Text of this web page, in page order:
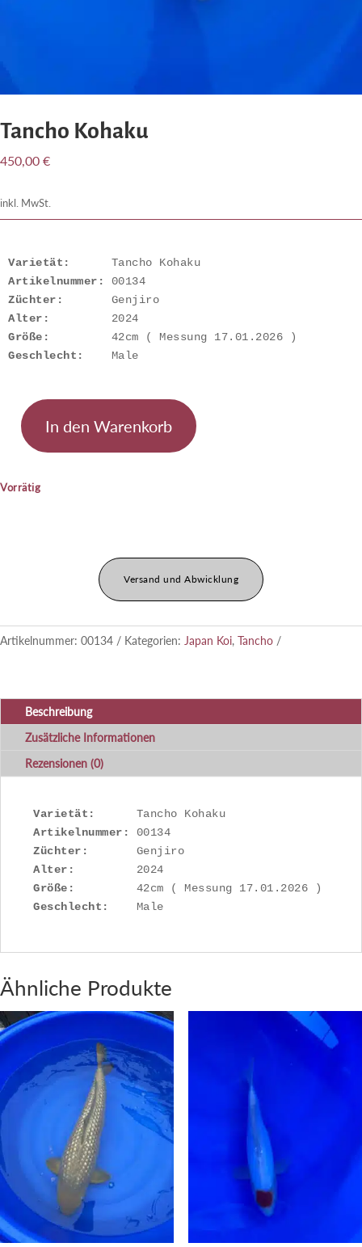
Tancho Kohaku
450,00 €
inkl. MwSt.
Varietät:
Artikelnummer:
Züchter:
Alter:
Größe:
Geschlecht:
    Male
Tancho
Kohaku
In den Warenkorb
Vorrätig
Versand und Abwicklung
Artikelnummer: 00134 Kategorien: Japan Koi, Tancho
Beschreibung
Zusätzliche Informationen
Rezensionen (0)
Varietät:
Artikelnummer:
Züchter:
Alter:
Größe:
Geschlecht:
    Male
Ähnliche Produkte